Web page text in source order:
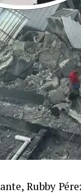
Rubby